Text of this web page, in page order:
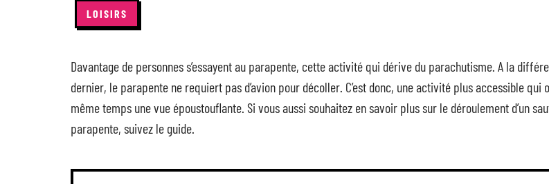
LOISIRS
Davantage de personnes s’essayent au parapente, cette activité qui dérive du parachutisme. A la
dernier, le parapente ne requiert pas d’avion pour décoller. C’est donc, une activité plus accessible qui
même temps une vue époustouflante. Si vous aussi souhaitez en savoir plus sur le déroulement d’un
parapente, suivez le guide.